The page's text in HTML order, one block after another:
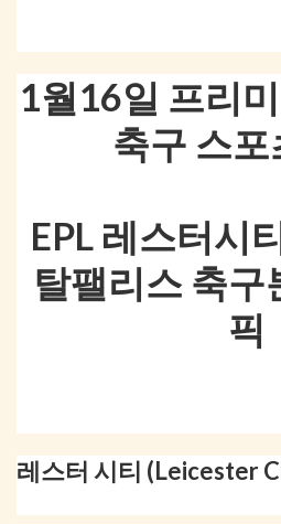
1월16일 프리
축구 스포
EPL 레스터시
탈팰리스 축구
픽
레스터 시티 (Leicester